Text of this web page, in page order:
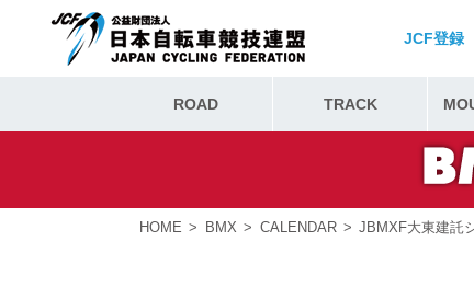
JCF登録
ROAD TRACK
HOME BMX CALENDAR JBMXF大東建託